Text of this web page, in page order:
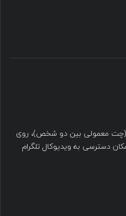
(چت معمولی بین دو شخص)، روی
دسترسی به ویدیوکال تلگرام